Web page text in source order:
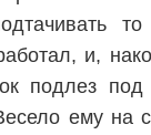
то
и,
подлез
ему на